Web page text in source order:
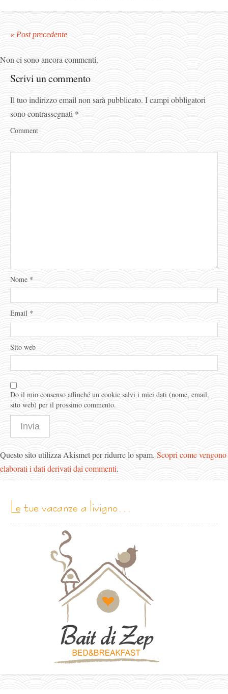
« Post precedente
Non ci sono ancora commenti.
Scrivi un commento
Il tuo indirizzo email non sarà pubblicato. I campi obbligatori
sono contrassegnati *
Comment
Nome *
Email *
Sito web
Do il mio consenso affinché un cookie salvi i miei dati (nome, email,
sito web) per il prossimo commento.
Questo sito utilizza Akismet per ridurre lo spam. Scopri come vengono
elaborati i dati derivati dai commenti.
le tue vacanze a livigno…